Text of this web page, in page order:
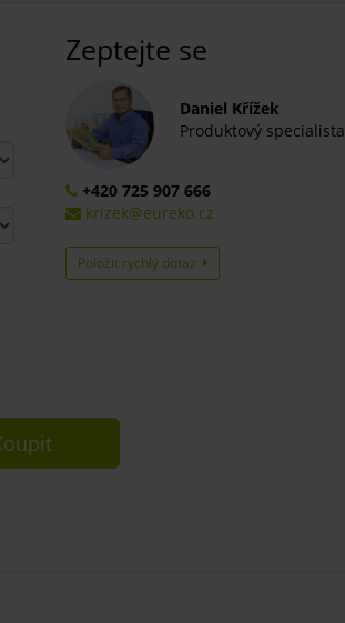
Zeptejte se
Daniel Křížek
Produktový specialista
+420 725 907 666
krizek@eureko.cz
Položit rychlý dotaz